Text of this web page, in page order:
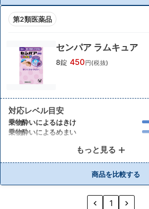
第2類医薬品
センパア ラムキュア
8錠 450円(税抜)
対応レベル目安
乗物酔いによるはきけ
乗物酔いによるめまい
もっと見る
商品を比較する
1